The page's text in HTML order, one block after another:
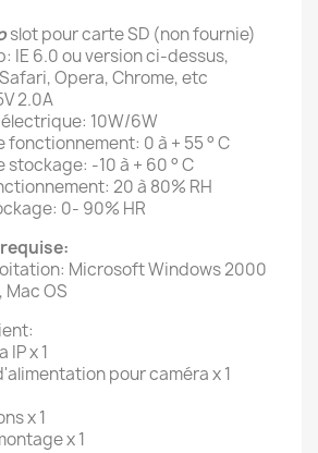
slot pour carte SD (non fournie)
IE 6.0 ou version ci-dessus,
Opera, Chrome, etc
2.0A
10W/6W
fonctionnement: 0 à + 55 ° C
-10 à + 60 ° C
20 à 80% RH
0- 90% HR
Microsoft Windows 2000
Mac OS
IP x 1
pour caméra x 1
x 1
x 1